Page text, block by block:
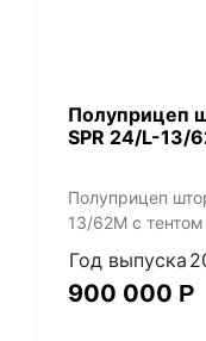
Полуприцеп
SPR 24/L-13/
Полуприцеп
13/62M с тентом
Год выпуска
900 000 Р